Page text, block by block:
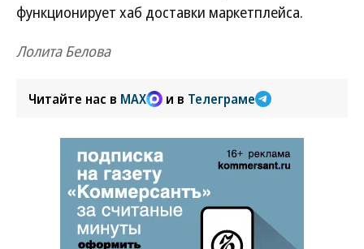
функционирует хаб доставки маркетплейса.
Лолита Белова
Читайте нас в MAX и в Телеграме